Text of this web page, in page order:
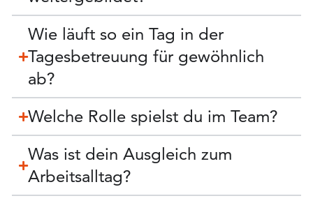
Wie läuft so ein Tag in der
Tagesbetreuung für gewöhnlich
ab?
Welche Rolle spielst du im Team?
Was ist dein Ausgleich zum
Arbeitsalltag?